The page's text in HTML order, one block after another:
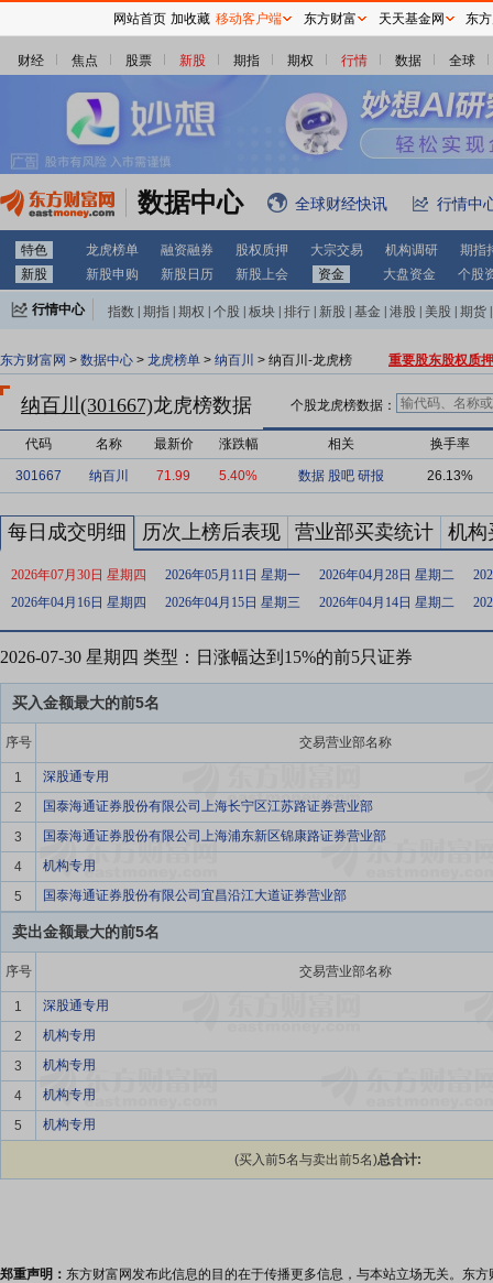
财经 焦点 股票 新股 期指 期权 行情 数据 全球
数据中心 全球财经快讯 行情中
特色 龙虎榜单 融资融券 股权质押 大宗交易 机构调研
期指
新股
新股申购 新股日历 新股上会 资金 大盘资金 个股
行情中心 指数 期指 期权 个股 板块 排行 新股 基金 港股 美股 期货
东方财富网 > 数据中心 > 龙虎榜单 > 纳百川 > 纳百川-龙虎榜 重要股东股权质
纳百川(301667)龙虎榜数据 个股龙虎榜数据：
代码 名称 最新价 涨跌幅 相关 换手率
301667 纳百川 71.99 5.40% 数据 股吧 研报 26.13%
每日成交明细 历次上榜后表现 营业部买卖统计 机构
2026年07月30日 星期四 2026年05月11日 星期一 2026年04月28日 星期二
2026年04月16日 星期四
2026年04月15日 星期三 2026年04月14日 星期二
2026-07-30 星期四 类型：日涨幅达到15%的前5只证券
买入金额最大的前5名
序号 交易营业部名称
1
深股通专用
2
国泰海通证券股份有限公司上海长宁区江苏路证券营业部
3
国泰海通证券股份有限公司上海浦东新区锦康路证券营业部
4
机构专用
5
国泰海通证券股份有限公司宜昌沿江大道证券营业部
卖出金额最大的前5名
序号 交易营业部名称
1
深股通专用
2
机构专用
3
机构专用
4
机构专用
5
机构专用
(买入前5名与卖出前5名)总合计:
郑重声明： 东方财富网发布此信息的目的在于传播更多信息，与本站立场无关。东
网站首页 加收藏 移动客户端 东方财富 天天基金网 东